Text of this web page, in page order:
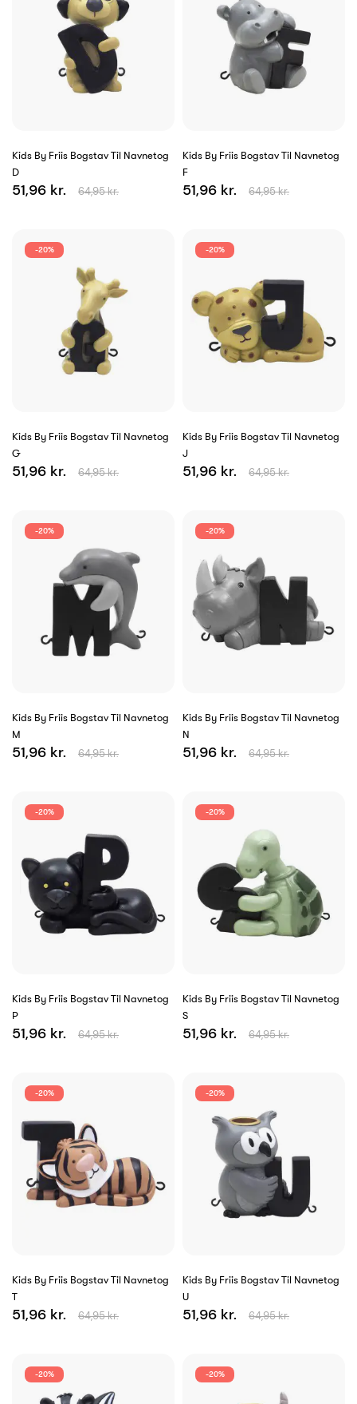
Kids By Friis Bogstav Til Navnetog
D
51,96 kr. 64,95 kr.
Kids By Friis Bogstav Til Navnetog
F
51,96 kr. 64,95 kr.
Kids By Friis Bogstav Til Navnetog
G
51,96 kr. 64,95 kr.
-20%
Kids By Friis Bogstav Til Navnetog
J
51,96 kr. 64,95 kr.
-20%
Kids By Friis Bogstav Til Navnetog
M
51,96 kr. 64,95 kr.
-20%
Kids By Friis Bogstav Til Navnetog
N
51,96 kr. 64,95 kr.
-20%
Kids By Friis Bogstav Til Navnetog
P
51,96 kr. 64,95 kr.
-20%
Kids By Friis Bogstav Til Navnetog
S
51,96 kr. 64,95 kr.
-20%
Kids By Friis Bogstav Til Navnetog
T
51,96 kr. 64,95 kr.
-20%
Kids By Friis Bogstav Til Navnetog
U
51,96 kr. 64,95 kr.
-20%
-20% -20%